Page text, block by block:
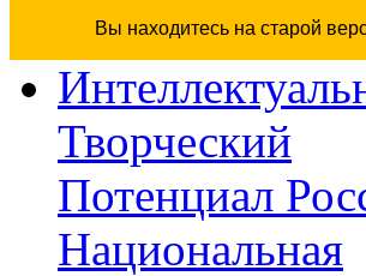
Вы находитесь на старой
Творческий
Потенциал
Национальная